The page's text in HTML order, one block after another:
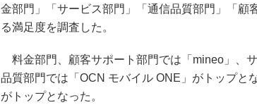
金部門」「サービス部門」「通信品質部門」「顧
る満足度を調査した。
料金部門、顧客サポート部門では「mineo」、
品質部門では「OCN モバイル ONE」がトップと
がトップとなった。